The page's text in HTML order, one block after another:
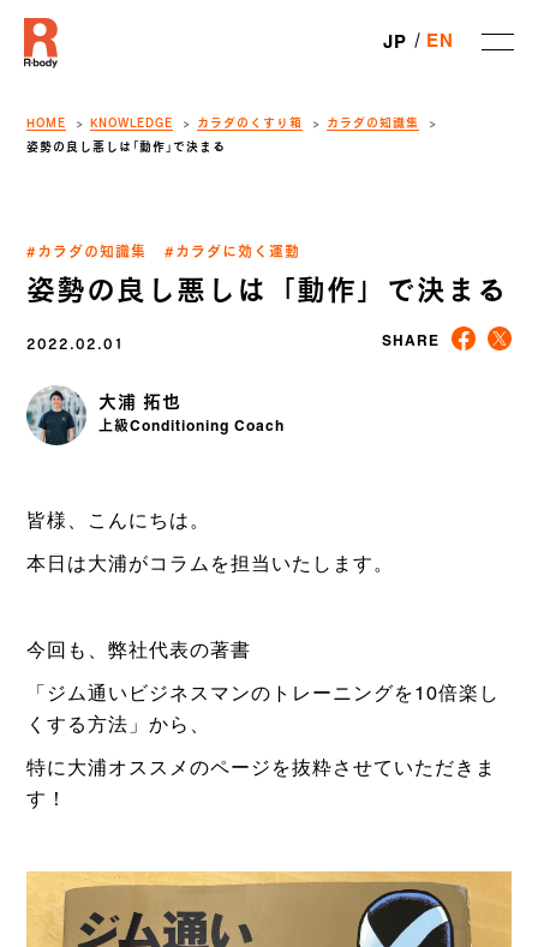
JP EN
HOME KNOWLEDGE カラダのくすり箱
カラダの知識集
姿勢の良し悪しは「動作」で決まる
#カラダの知識集 #カラダに効く運動
姿勢の良し悪しは「動作」で決まる
2022.02.01 SHARE
大浦 拓也
上級Conditioning Coach
皆様、こんにちは。
本日は大浦がコラムを担当いたします。
今回も、弊社代表の著書
「ジム通いビジネスマンのトレーニングを10倍楽し
くする方法」から、
特に大浦オススメのページを抜粋させていただきま
す！